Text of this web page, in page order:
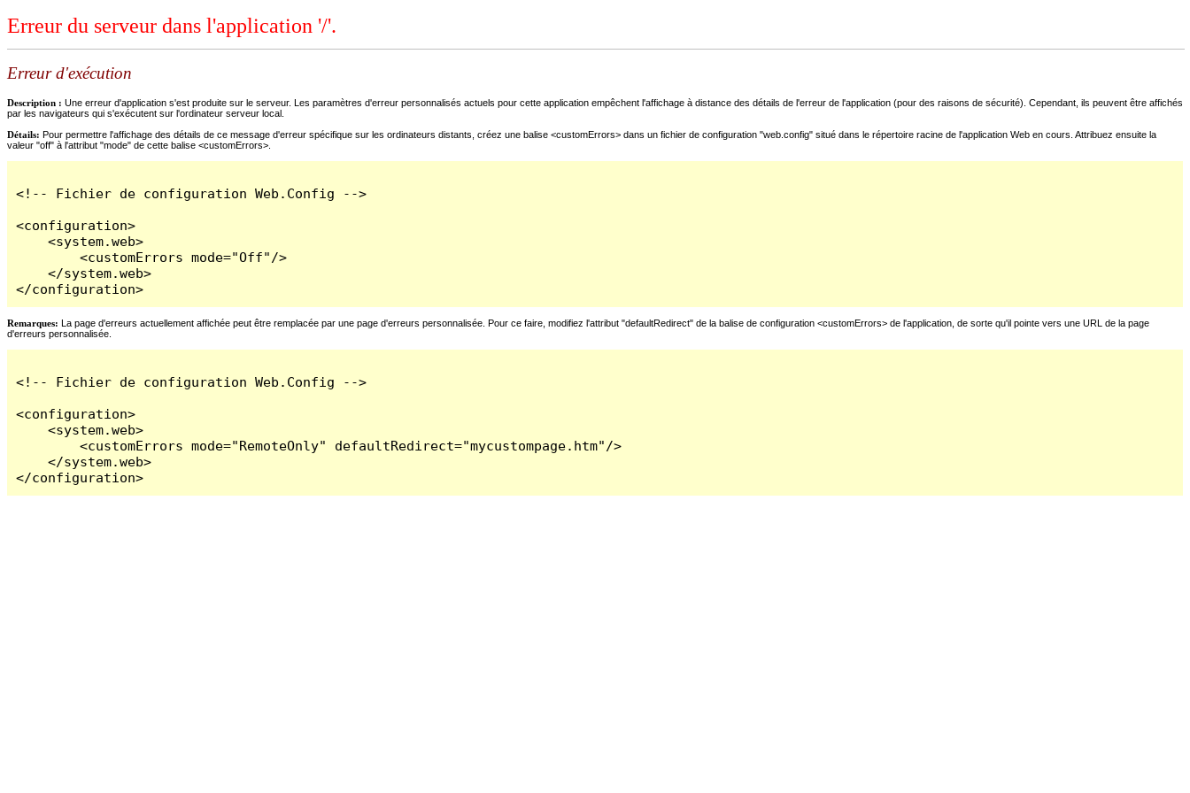
Erreur du serveur dans l'application '/'.
Erreur d'exécution
Description : Une erreur d'application s'est produite sur le serveur. Les paramètres d'erreur personnalisés actuels pour cette application empêchent l'affichage à distance des détails de l'erreur de l'application (pour des raisons de sécurité). Cependant, ils peuvent être affichés
par les navigateurs qui s'exécutent sur l'ordinateur serveur local.
Détails: Pour permettre l'affichage des détails de ce message d'erreur spécifique sur les ordinateurs distants, créez une balise <customErrors> dans un fichier de configuration "web.config" situé dans le répertoire racine de l'application Web en cours. Attribuez ensuite la
valeur "off" à l'attribut "mode" de cette balise <customErrors>.
<!-- Fichier de configuration Web.Config -->
<configuration>
    <system.web>
        <customErrors mode="Off"/>
    </system.web>
</configuration>
Remarques: La page d'erreurs actuellement affichée peut être remplacée par une page d'erreurs personnalisée. Pour ce faire, modifiez l'attribut "defaultRedirect" de la balise de configuration <customErrors> de l'application, de sorte qu'il pointe vers une URL de la page
d'erreurs personnalisée.
<!-- Fichier de configuration Web.Config -->
<configuration>
    <system.web>
        <customErrors mode="RemoteOnly" defaultRedirect="mycustompage.htm"/>
    </system.web>
</configuration>